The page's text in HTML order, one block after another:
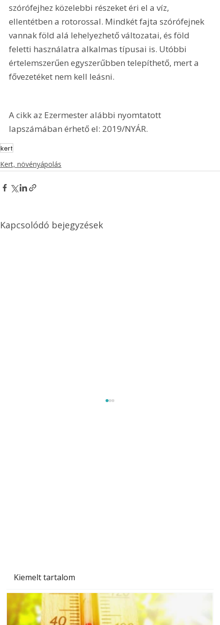
Kiemelt tartalom
szórófejhez közelebbi részeket éri el a víz,
ellentétben a rotorossal. Mindkét fajta szórófejnek
vannak föld alá lehelyezhető változatai, és föld
feletti használatra alkalmas típusai is. Utóbbi
értelemszerűen egyszerűbben telepíthető, mert a
fővezetéket nem kell leásni.
A cikk az Ezermester alábbi nyomtatott
lapszámában érhető el: 2019/NYÁR.
kert
Kert, növényápolás
Kapcsolódó bejegyzések